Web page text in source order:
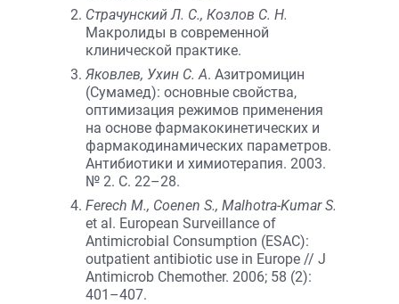
Страчунский Л. С., Козлов С. Н.
Макролиды в современной
клинической практике.
Яковлев, Ухин С. А. Азитромицин
(Сумамед): основные свойства,
оптимизация режимов применения
на основе фармакокинетических и
фармакодинамических параметров.
Антибиотики и химиотерапия. 2003.
№ 2. С. 22–28.
Ferech M., Coenen S., Malhotra-Kumar S.
et al. European Surveillance of
Antimicrobial Consumption (ESAC):
outpatient antibiotic use in Europe // J
Antimicrob Chemother. 2006; 58 (2):
401–407.